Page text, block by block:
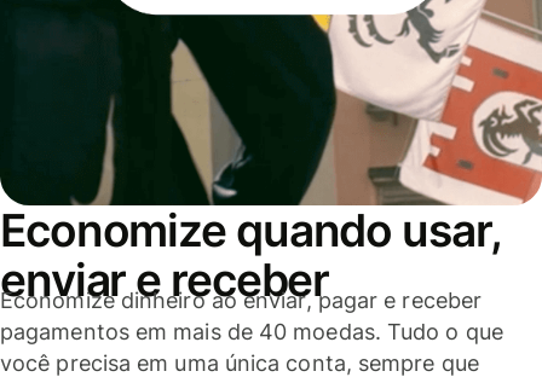
Economize quando usar,
enviar e receber
Economize dinheiro ao enviar, pagar e receber
pagamentos em mais de 40 moedas. Tudo o que
você precisa em uma única conta, sempre que